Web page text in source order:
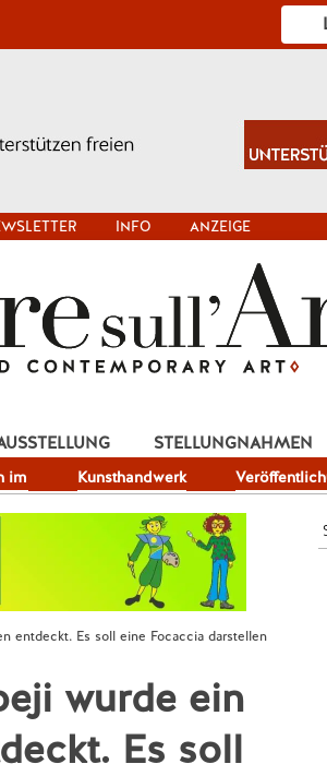
INFO ANZEIGE
im
Kunsthandwerk
STELLUNGNAHMEN
entdeckt. Es soll eine Focaccia darstellen
wurde ein
Es soll